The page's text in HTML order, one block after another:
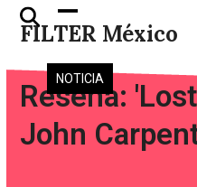
Skip
FILTER México
Open
mobile
menu
Close
mobile
menu
NOTICIA
Reseña:
John